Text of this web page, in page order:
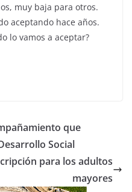
muy baja para otros.
aceptando hace años.
lo vamos a aceptar?
que
Social
para los adultos
mayores